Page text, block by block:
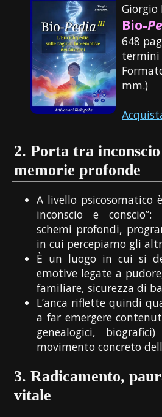
Bio-
648
termini
mm.)
2. Porta tra inconscio
memorie profonde
A livello psicosomatico
inconscio e
schemi profondi,
in cui percepiamo gli
È un luogo in cui si
emotive legate a
familiare, sicurezza di
L’anca riflette quindi
a far emergere
genealogici,
movimento concreto
3. Radicamento,
vitale